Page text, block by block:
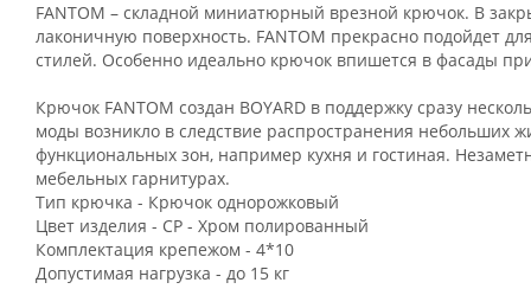
FANTOM – складной миниатюрный врезной крючок. В
лаконичную поверхность. FANTOM прекрасно подойдет
стилей. Особенно идеально крючок впишется в фасады
Крючок FANTOM создан BOYARD в поддержку сразу
моды возникло в следствие распространения небольших
функциональных зон, например кухня и гостиная.
мебельных гарнитурах.
Тип крючка - Крючок однорожковый
Цвет изделия - CP - Хром полированный
Комплектация крепежом - 4*10
Допустимая нагрузка - до 15 кг